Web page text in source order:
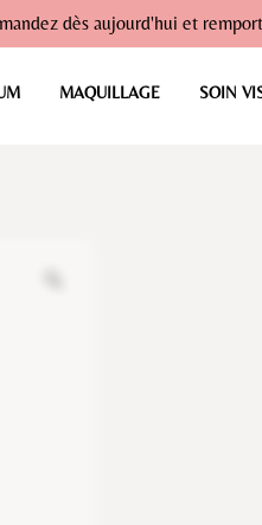
dès aujourd'hui et
MAQUILLAGE SOIN